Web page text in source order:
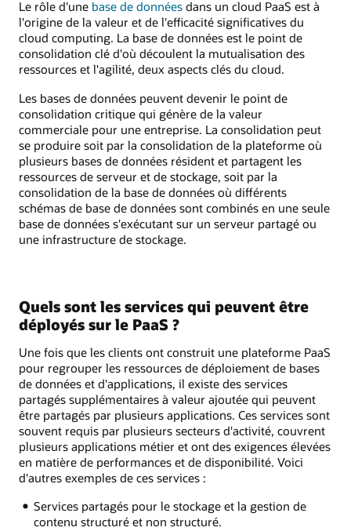
Le rôle d'une base de données dans un cloud PaaS est à
l'origine de la valeur et de l'efficacité significatives du
cloud computing. La base de données est le point de
consolidation clé d'où découlent la mutualisation des
ressources et l'agilité, deux aspects clés du cloud.
Les bases de données peuvent devenir le point de
consolidation critique qui génère de la valeur
commerciale pour une entreprise. La consolidation peut
se produire soit par la consolidation de la plateforme où
plusieurs bases de données résident et partagent les
ressources de serveur et de stockage, soit par la
consolidation de la base de données où différents
schémas de base de données sont combinés en une seule
base de données s'exécutant sur un serveur partagé ou
une infrastructure de stockage.
Quels sont les services qui peuvent être
déployés sur le PaaS ?
Une fois que les clients ont construit une plateforme PaaS
pour regrouper les ressources de déploiement de bases
de données et d'applications, il existe des services
partagés supplémentaires à valeur ajoutée qui peuvent
être partagés par plusieurs applications. Ces services sont
souvent requis par plusieurs secteurs d'activité, couvrent
plusieurs applications métier et ont des exigences élevées
en matière de performances et de disponibilité. Voici
d'autres exemples de ces services :
Services partagés pour le stockage et la gestion de
contenu structuré et non structuré.